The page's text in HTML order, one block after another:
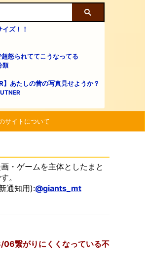
ズ！！
怒られててこうなってる
類
】あたしの昔の写真見せようか？
サイトについて
・ゲームを主体としたまと
。
通知用):@giants_mt
繋がりにくくなっている不